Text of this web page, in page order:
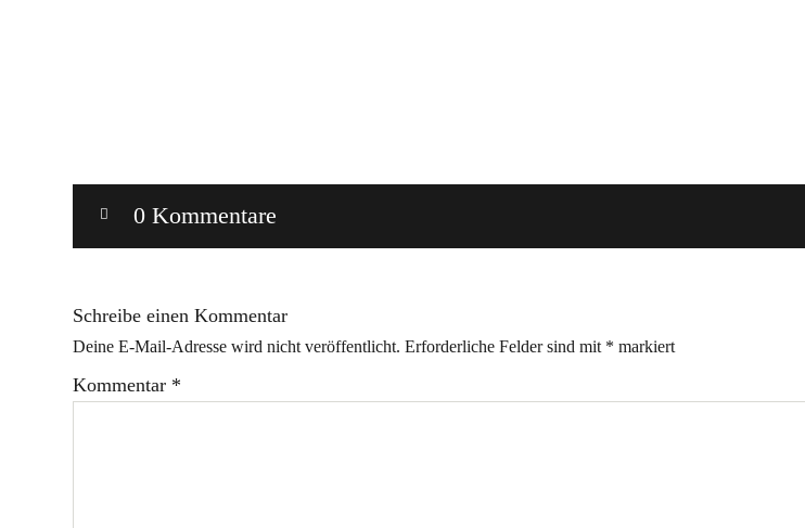
0 Kommentare
Schreibe einen Kommentar
Deine E-Mail-Adresse wird nicht veröffentlicht. Erforderliche Felder sind mit * markiert
Kommentar *